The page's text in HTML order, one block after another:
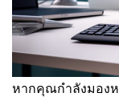
หากคุณกำลังมองห